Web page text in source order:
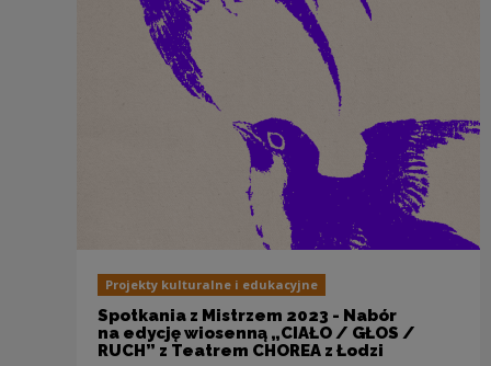
Projekty kulturalne i edukacyjne
Spotkania z Mistrzem 2023 - Nabór
na edycję wiosenną „CIAŁO / GŁOS /
RUCH” z Teatrem CHOREA z Łodzi